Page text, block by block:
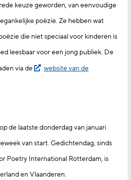
keuze geworden, van eenvoudige
poëzie. Ze hebben wat
die niet speciaal voor kinderen is
leesbaar voor een jong publiek. De
via de
website van de
de laatste donderdag van januari
van start. Gedichtendag, sinds
Poetry International Rotterdam, is
en Vlaanderen.